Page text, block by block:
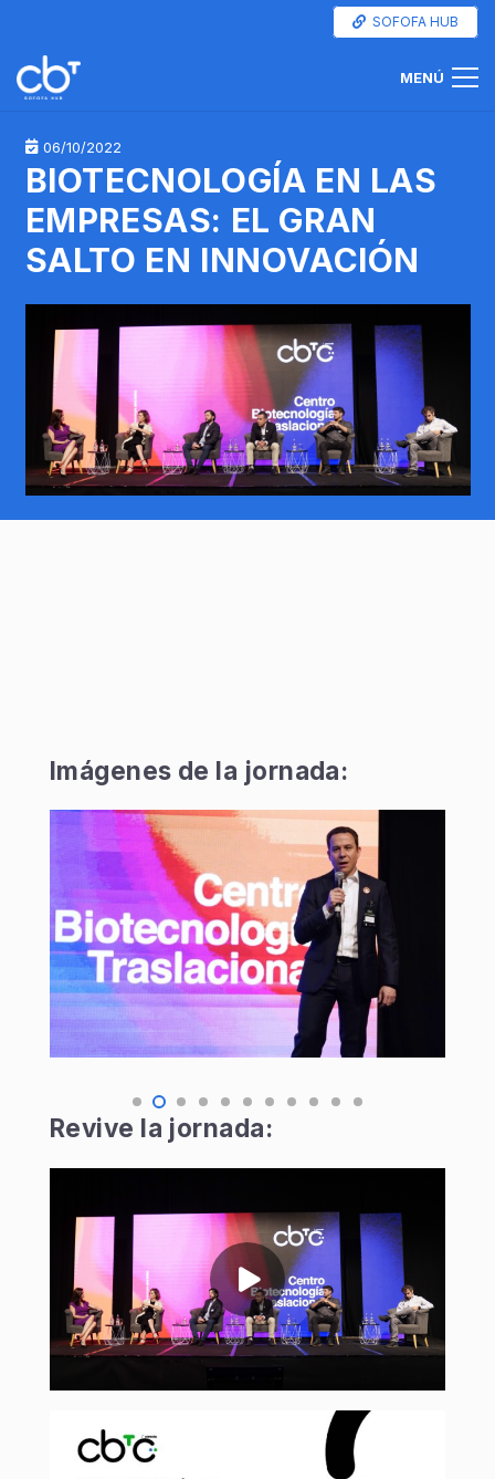
SOFOFA HUB
MENÚ
06/10/2022
BIOTECNOLOGÍA EN LAS
EMPRESAS: EL GRAN
SALTO EN INNOVACIÓN
Imágenes de la jornada:
Revive la jornada: